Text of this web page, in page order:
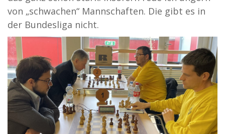
von „schwachen“ Mannschaften. Die gibt es in
der Bundesliga nicht.